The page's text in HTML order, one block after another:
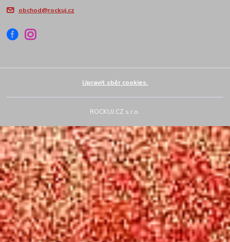
obchod@rockuj.cz
Upravit sběr cookies.
ROCKUJ.CZ s.r.o.